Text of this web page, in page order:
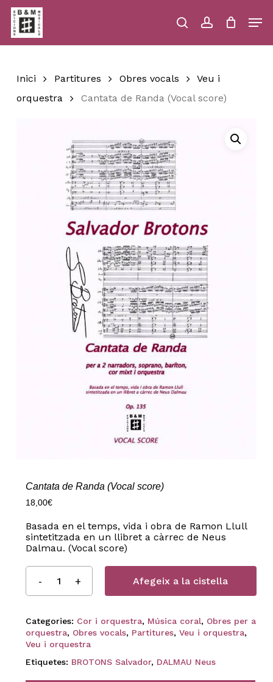
Skip
main
content
searchaccount
Close
Inici Partitures Obres vocals
Veu i
orquestra
Cantata de Randa (Vocal score)
Cantata de Randa (Vocal score)
18,00€
Basada en el temps, vida i obra de Ramon Llull
sintetitzada en un llibret a càrrec de Neus
Dalmau. (Vocal score)
Afegeix a la cistella
Categories: Cor i orquestra, Música coral, Obres per a
orquestra, Obres vocals, Partitures, Veu i orquestra,
Veu i orquestra
Etiquetes: BROTONS Salvador, DALMAU Neus
Menu